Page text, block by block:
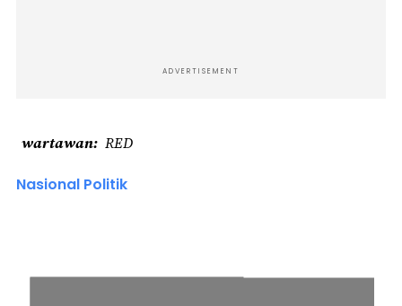
ADVERTISEMENT
wartawan RED
Nasional Politik